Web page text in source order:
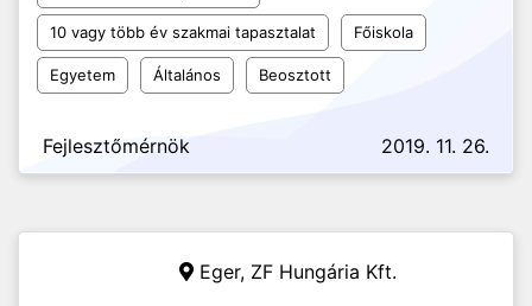
10 vagy több év szakmai tapasztalat Főiskola
Egyetem Általános Beosztott
Fejlesztőmérnök 2019. 11. 26.
Eger, ZF Hungária Kft.